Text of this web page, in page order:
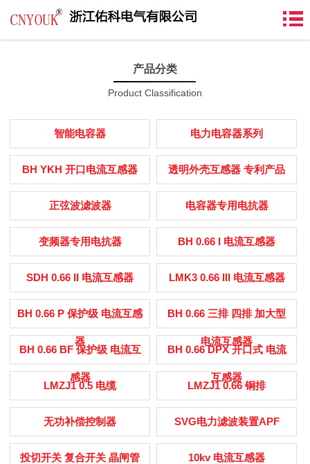
产品分类
Product Classification
智能电容器 电力电容器系列
BH YKH 开口电流互感器 透明外壳互感器 专利产品
正弦波滤波器 电容器专用电抗器
变频器专用电抗器 BH 0.66 I 电流互感器
SDH 0.66 II 电流互感器 LMK3 0.66 III 电流互感器
BH 0.66 P 保护级 电流互感
器
BH 0.66 三排 四排 加大型
电流互感器
BH 0.66 BF 保护级 电流互
感器
BH 0.66 DPX 开口式 电流
互感器
LMZJ1 0.5 电缆 LMZJ1 0.66 铜排
无功补偿控制器 SVG电力滤波装置APF
投切开关 复合开关 晶闸管 10kv 电流互感器